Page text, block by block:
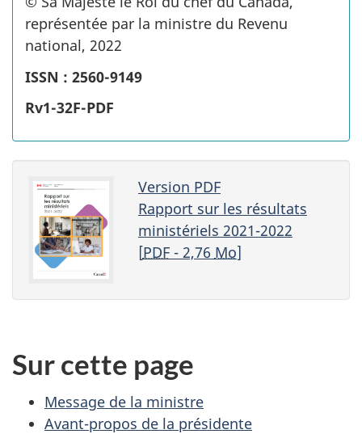
représentée par la ministre du Revenu
national, 2022
ISSN : 2560-9149
Rv1-32F-PDF
Version PDF
Rapport sur les résultats
ministériels 2021-2022
[PDF- 2,76 Mo]
Sur cette page
Message de la ministre
Avant­-propos de la présidente